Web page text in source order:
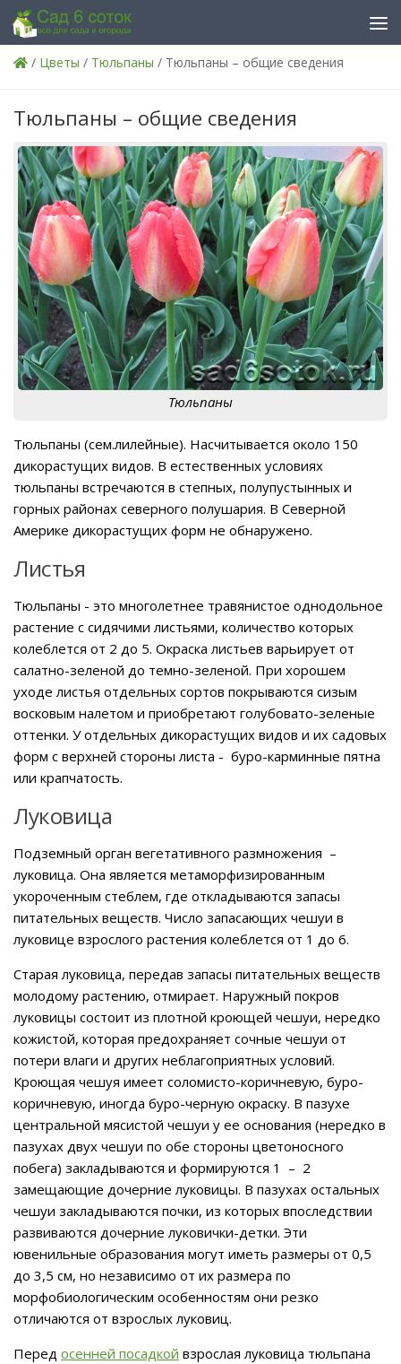
Skip to content
/ Цветы / Тюльпаны / Тюльпаны – общие сведения
Тюльпаны – общие сведения
Тюльпаны
Тюльпаны (сем.лилейные). Насчитывается около 150
дикорастущих видов. В естественных условиях
тюльпаны встречаются в степных, полупустынных и
горных районах северного полушария. В Северной
Америке дикорастущих форм не обнаружено.
Листья
Тюльпаны - это многолетнее травянистое однодольное
растение с сидячими листьями, количество которых
колеблется от 2 до 5. Окраска листьев варьирует от
салатно-зеленой до темно-зеленой. При хорошем
уходе листья отдельных сортов покрываются сизым
восковым налетом и приобретают голубовато-зеленые
оттенки. У отдельных дикорастущих видов и их садовых
форм с верхней стороны листа - буро-карминные пятна
или крапчатость.
Луковица
Подземный орган вегетативного размножения –
луковица. Она является метаморфизированным
укороченным стеблем, где откладываются запасы
питательных веществ. Число запасающих чешуи в
луковице взрослого растения колеблется от 1 до 6.
Старая луковица, передав запасы питательных веществ
молодому растению, отмирает. Наружный покров
луковицы состоит из плотной кроющей чешуи, нередко
кожистой, которая предохраняет сочные чешуи от
потери влаги и других неблагоприятных условий.
Кроющая чешуя имеет соломисто-коричневую, буро-
коричневую, иногда буро-черную окраску. В пазухе
центральной мясистой чешуи у ее основания (нередко в
пазухах двух чешуи по обе стороны цветоносного
побега) закладываются и формируются 1 – 2
замещающие дочерние луковицы. В пазухах остальных
чешуи закладываются почки, из которых впоследствии
развиваются дочерние луковички-детки. Эти
ювенильные образования могут иметь размеры от 0,5
до 3,5 см, но независимо от их размера по
морфобиологическим особенностям они резко
отличаются от взрослых луковиц.
Перед осенней посадкой взрослая луковица тюльпана